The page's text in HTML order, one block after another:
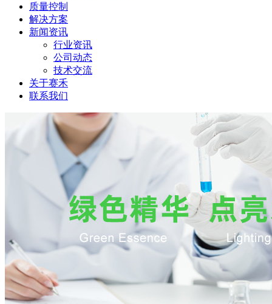
质量控制
解决方案
新闻资讯
行业资讯
公司动态
技术交流
关于赛禾
联系我们